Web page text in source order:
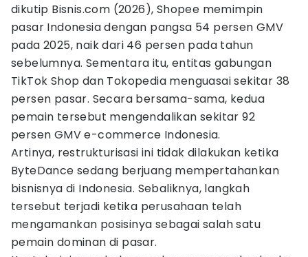
dikutip Bisnis.com (2026), Shopee memimpin
pasar Indonesia dengan pangsa 54 persen GMV
pada 2025, naik dari 46 persen pada tahun
sebelumnya. Sementara itu, entitas gabungan
TikTok Shop dan Tokopedia menguasai sekitar 38
persen pasar. Secara bersama-sama, kedua
pemain tersebut mengendalikan sekitar 92
persen GMV e-commerce Indonesia.
Artinya, restrukturisasi ini tidak dilakukan ketika
ByteDance sedang berjuang mempertahankan
bisnisnya di Indonesia. Sebaliknya, langkah
tersebut terjadi ketika perusahaan telah
mengamankan posisinya sebagai salah satu
pemain dominan di pasar.